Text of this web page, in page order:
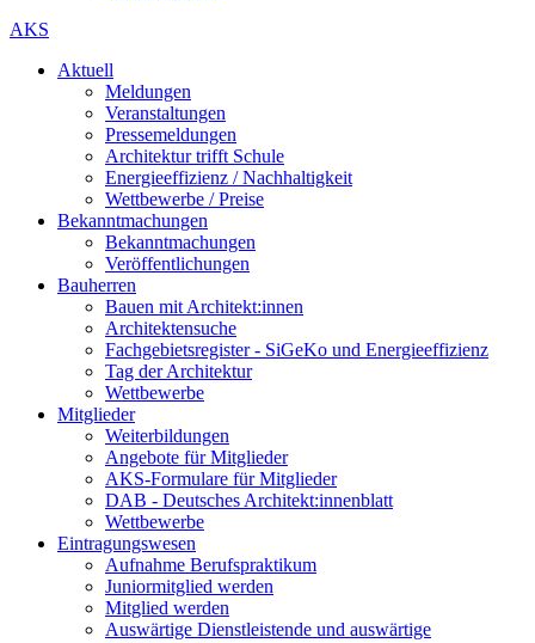
AKS
Aktuell
Meldungen
Veranstaltungen
Pressemeldungen
Architektur trifft Schule
Energieeffizienz / Nachhaltigkeit
Wettbewerbe / Preise
Bekanntmachungen
Bekanntmachungen
Veröffentlichungen
Bauherren
Bauen mit Architekt:innen
Architektensuche
Fachgebietsregister - SiGeKo und Energieeffizienz
Tag der Architektur
Wettbewerbe
Mitglieder
Weiterbildungen
Angebote für Mitglieder
AKS-Formulare für Mitglieder
DAB - Deutsches Architekt:innenblatt
Wettbewerbe
Eintragungswesen
Aufnahme Berufspraktikum
Juniormitglied werden
Mitglied werden
Auswärtige Dienstleistende und auswärtige